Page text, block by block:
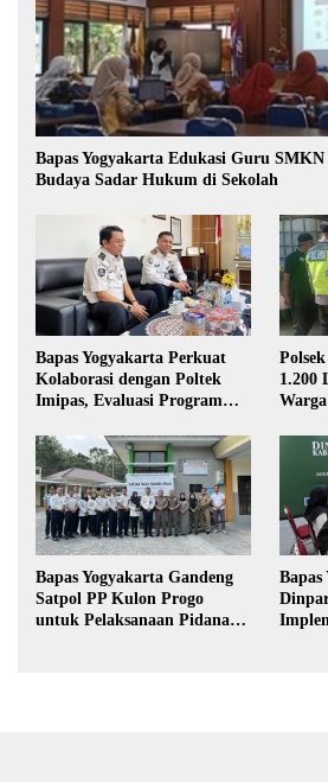
Bapas Yogyakarta Edukasi Guru SMKN
Budaya Sadar Hukum di Sekolah
Bapas Yogyakarta Perkuat
Kolaborasi dengan Poltek
Imipas, Evaluasi Program
1.200
Bapas Yogyakarta Gandeng
Satpol PP Kulon Progo
untuk Pelaksanaan Pidana
Bapas